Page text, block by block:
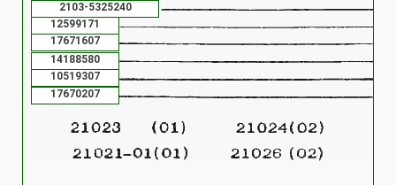
10519307
12599171
14188580
17670207
17671607
2103-5325240